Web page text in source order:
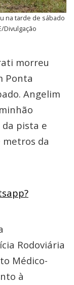
na tarde de sábado
Divulgação
morreu
Ponta
Angelim
da pista e
da
Rodoviária
Médico-
à